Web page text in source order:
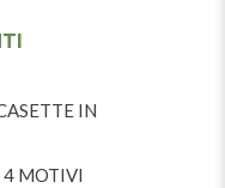
IN
4 MOTIVI